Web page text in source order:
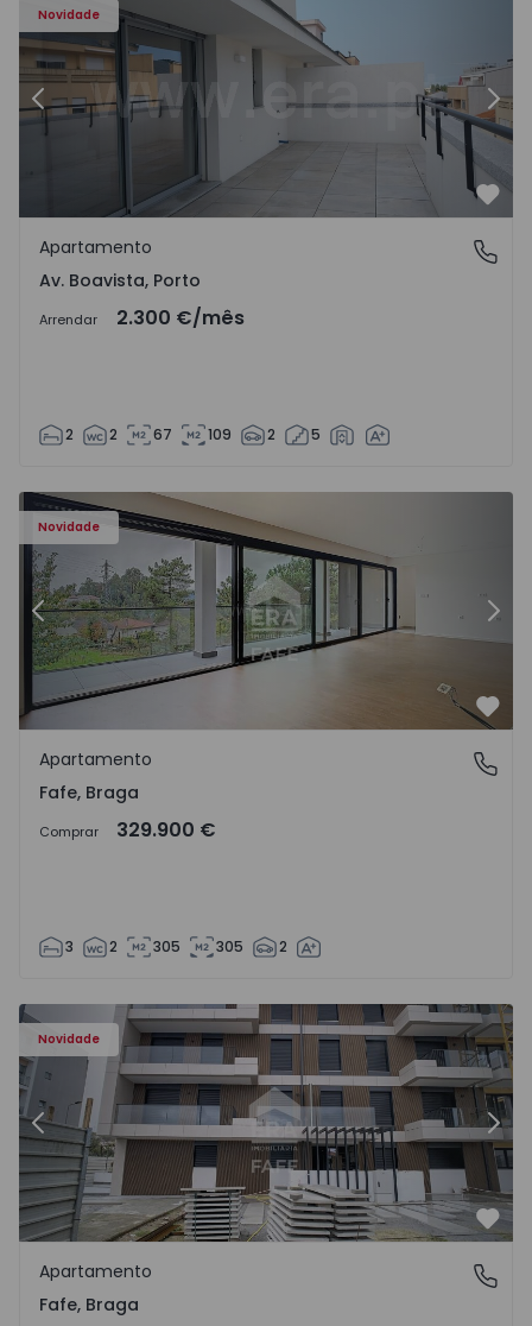
Novidade
Anterior
Av. Boavista, Porto
Apartamento
Av. Boavista, Porto
Arrendar 2.300 €/mês
2 2 67 109 2 5
Novidade
Anterior
Fafe, Braga
Apartamento
Fafe, Braga
Comprar 329.900 €
3 2 305 305 2
Novidade
Anterior
Fafe, Braga
Apartamento
Fafe, Braga